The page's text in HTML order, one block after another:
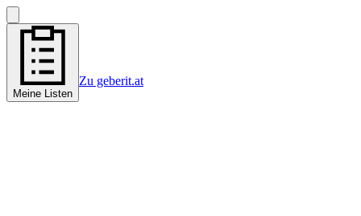
Meine Listen
Zu geberit.at